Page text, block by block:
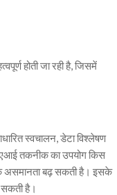
होती जा रही है, जिसमें
स्वचालन, डेटा विश्लेषण
एआई तकनीक का उपयोग किस
असमानता बढ़ सकती है। इसके
सकती है।